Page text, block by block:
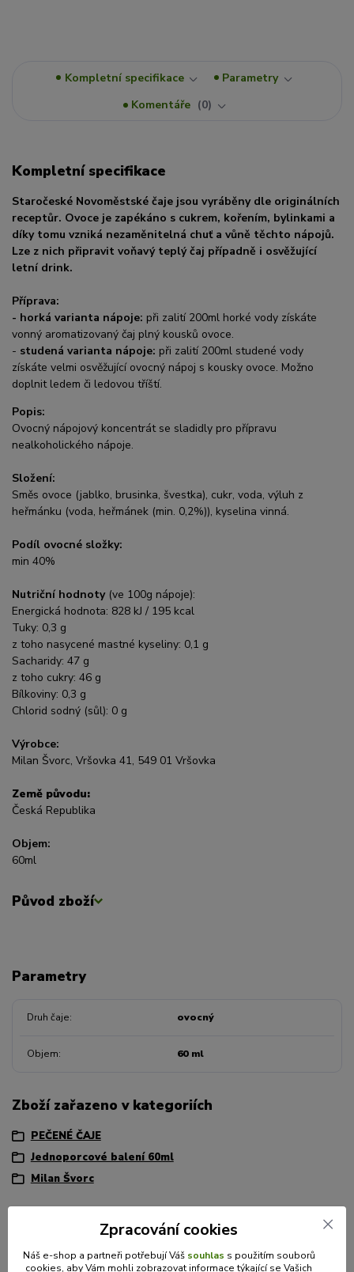
Kompletní specifikace
Parametry
Komentáře
0
Kompletní specifikace
Staročeské Novoměstské čaje jsou vyráběny dle originálních
receptůr. Ovoce je zapékáno s cukrem, kořením, bylinkami a
díky tomu vzniká nezaměnitelná chuť a vůně těchto nápojů.
Lze z nich připravit voňavý teplý čaj případně i osvěžující
letní drink.
Příprava:
- horká varianta nápoje: při zalití 200ml horké vody získáte
vonný aromatizovaný čaj plný kousků ovoce.
- studená varianta nápoje: při zalití 200ml studené vody
získáte velmi osvěžující ovocný nápoj s kousky ovoce. Možno
doplnit ledem či ledovou tříští.
Popis:
Ovocný nápojový koncentrát se sladidly pro přípravu
nealkoholického nápoje.
Složení:
Směs ovoce (jablko, brusinka, švestka), cukr, voda, výluh z
heřmánku (voda, heřmánek (min. 0,2%)), kyselina vinná.
Podíl ovocné složky:
min 40%
Nutriční hodnoty(ve 100g nápoje):
Energická hodnota: 828 kJ / 195 kcal
Tuky: 0,3 g
z toho nasycené mastné kyseliny: 0,1 g
Sacharidy: 47 g
z toho cukry: 46 g
Bílkoviny: 0,3 g
Chlorid sodný (sůl): 0 g
Výrobce:
Milan Švorc, Vršovka 41, 549 01 Vršovka
Země původu:
Česká Republika
Objem:
60ml
Původ zboží
Parametry
Druh čaje ovocný
Objem 60 ml
Zboží zařazeno v kategoriích
PEČENÉ ČAJE
Jednoporcové balení 60ml
Milan Švorc
Máte dotaz? Potřebujete poradit?
Zpracování cookies
Náš e-shop a partneři potřebují Váš souhlas s použitím souborů
cookies, aby Vám mohli zobrazovat informace týkající se Vašich